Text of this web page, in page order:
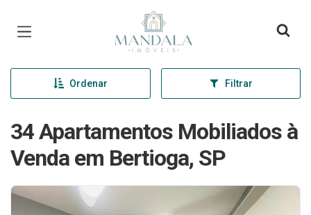
Página inicial
Ordenar Filtrar
34 Apartamentos Mobiliados à
Venda em Bertioga, SP